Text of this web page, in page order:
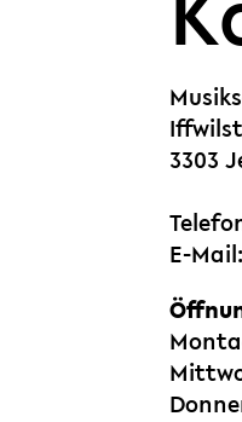
3303
E-Mail: